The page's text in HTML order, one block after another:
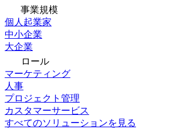
事業規模
個人起業家
中小企業
大企業
ロール
マーケティング
人事
プロジェクト管理
カスタマーサービス
すべてのソリューションを見る